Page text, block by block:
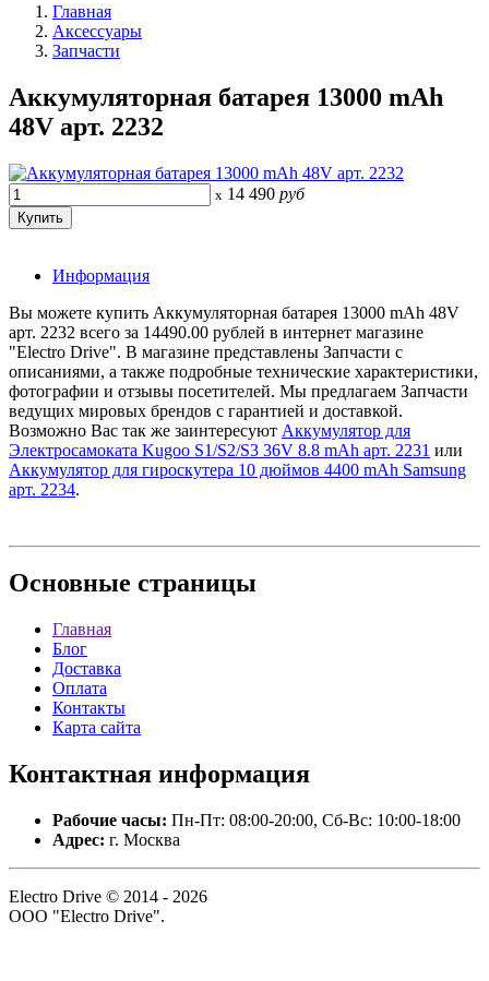
Главная
Аксессуары
Запчасти
Аккумуляторная батарея 13000 mAh
48V арт. 2232
x 14 490 руб
Информация
Вы можете купить Аккумуляторная батарея 13000 mAh 48V
арт. 2232 всего за 14490.00 рублей в интернет магазине
"Electro Drive". В магазине представлены Запчасти с
описаниями, а также подробные технические характеристики,
фотографии и отзывы посетителей. Мы предлагаем Запчасти
ведущих мировых брендов с гарантией и доставкой.
Возможно Вас так же заинтересуют Аккумулятор для
Электросамоката Kugoo S1/S2/S3 36V 8.8 mAh арт. 2231 или
Аккумулятор для гироскутера 10 дюймов 4400 mAh Samsung
арт. 2234.
Основные страницы
Главная
Блог
Доставка
Оплата
Контакты
Карта сайта
Контактная информация
Рабочие часы: Пн-Пт: 08:00-20:00, Сб-Вс: 10:00-18:00
Адрес: г. Москва
Electro Drive © 2014 - 2026
ООО "Electro Drive".